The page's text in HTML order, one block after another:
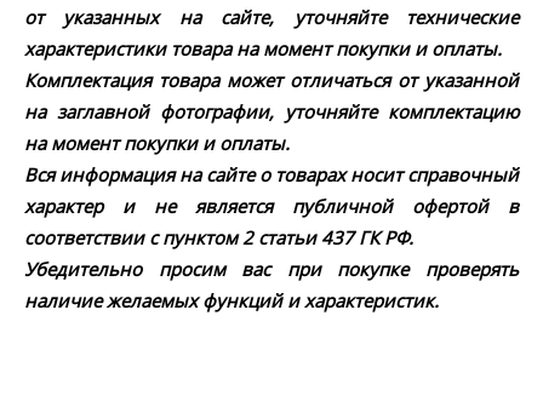
от указанных на сайте, уточняйте технические
характеристики товара на момент покупки и оплаты.
Комплектация товара может отличаться от указанной
на заглавной фотографии, уточняйте комплектацию
на момент покупки и оплаты.
Вся информация на сайте о товарах носит справочный
характер и не является публичной офертой в
соответствии с пунктом 2 статьи 437 ГК РФ.
Убедительно просим вас при покупке проверять
наличие желаемых функций и характеристик.